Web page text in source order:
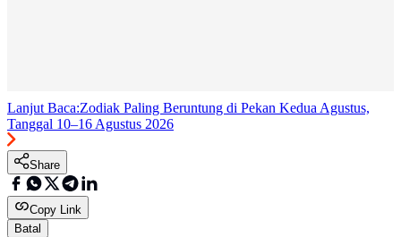
Lanjut Baca:Zodiak Paling Beruntung di Pekan Kedua Agustus,
Tanggal 10–16 Agustus 2026
Share
Copy Link
Batal